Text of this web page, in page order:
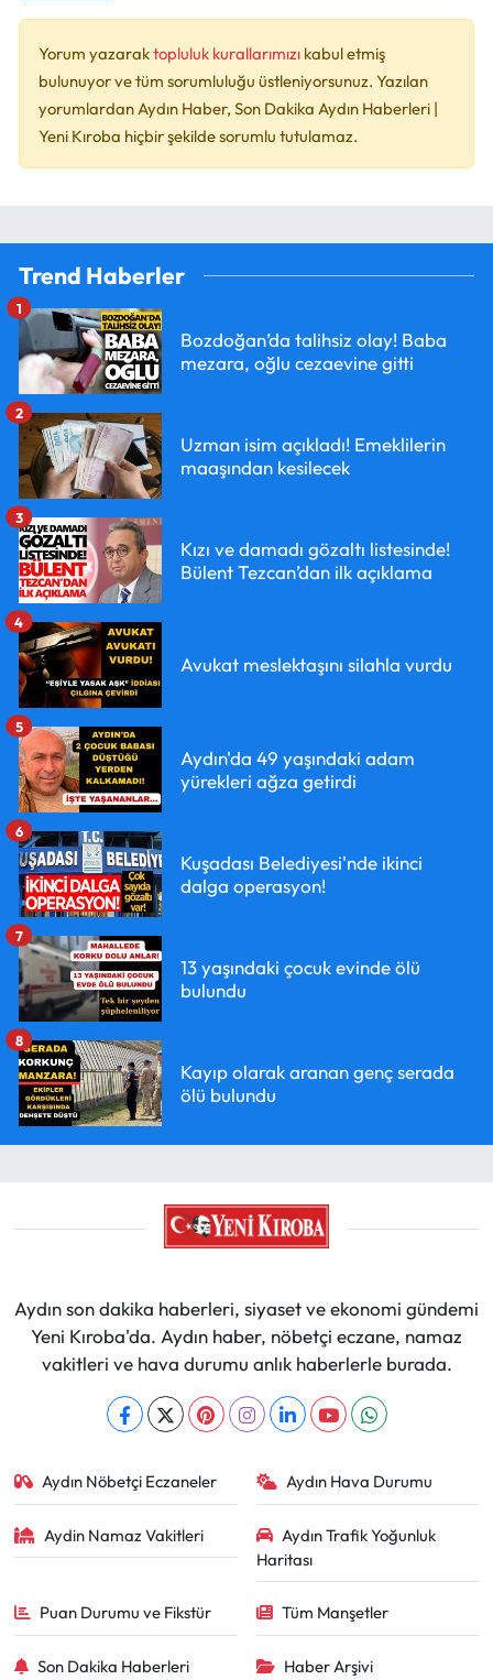
Yorum yazaraktopluluk kurallarımızı kabul etmiş
bulunuyor ve tüm sorumluluğu üstleniyorsunuz. Yazılan
yorumlardan Aydın Haber, Son Dakika Aydın Haberleri |
Yeni Kıroba hiçbir şekilde sorumlu tutulamaz.
Trend Haberler
Bozdoğan’da talihsiz olay! Baba
mezara, oğlu cezaevine gitti
1
Uzman isim açıkladı! Emeklilerin
maaşından kesilecek
2
Kızı ve damadı gözaltı listesinde!
Bülent Tezcan’dan ilk açıklama
3
Avukat meslektaşını silahla vurdu
4
Aydın'da 49 yaşındaki adam
yürekleri ağza getirdi
5
Kuşadası Belediyesi'nde ikinci
dalga operasyon!
6
13 yaşındaki çocuk evinde ölü
bulundu
7
Kayıp olarak aranan genç serada
ölü bulundu
8
Aydın son dakika haberleri, siyaset ve ekonomi gündemi
Yeni Kıroba'da. Aydın haber, nöbetçi eczane, namaz
vakitleri ve hava durumu anlık haberlerle burada.
Aydın Nöbetçi Eczaneler Aydın Hava Durumu
Aydin Namaz Vakitleri
Aydın Trafik Yoğunluk
Haritası
Puan Durumu ve Fikstür Tüm Manşetler
Son Dakika Haberleri Haber Arşivi